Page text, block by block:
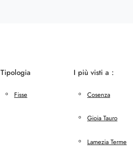
Tipologia
Fisse
I più visti a :
Cosenza
Gioia Tauro
Lamezia Terme